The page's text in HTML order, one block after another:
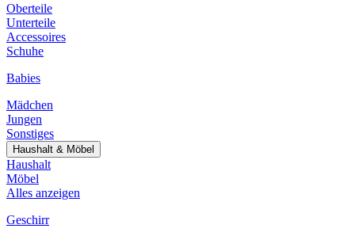
Oberteile
Unterteile
Accessoires
Schuhe
Babies
Mädchen
Jungen
Sonstiges
Haushalt & Möbel
Haushalt
Möbel
Alles anzeigen
Geschirr